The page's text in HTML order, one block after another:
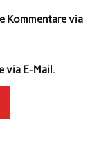
Kommentare via
via E-Mail.